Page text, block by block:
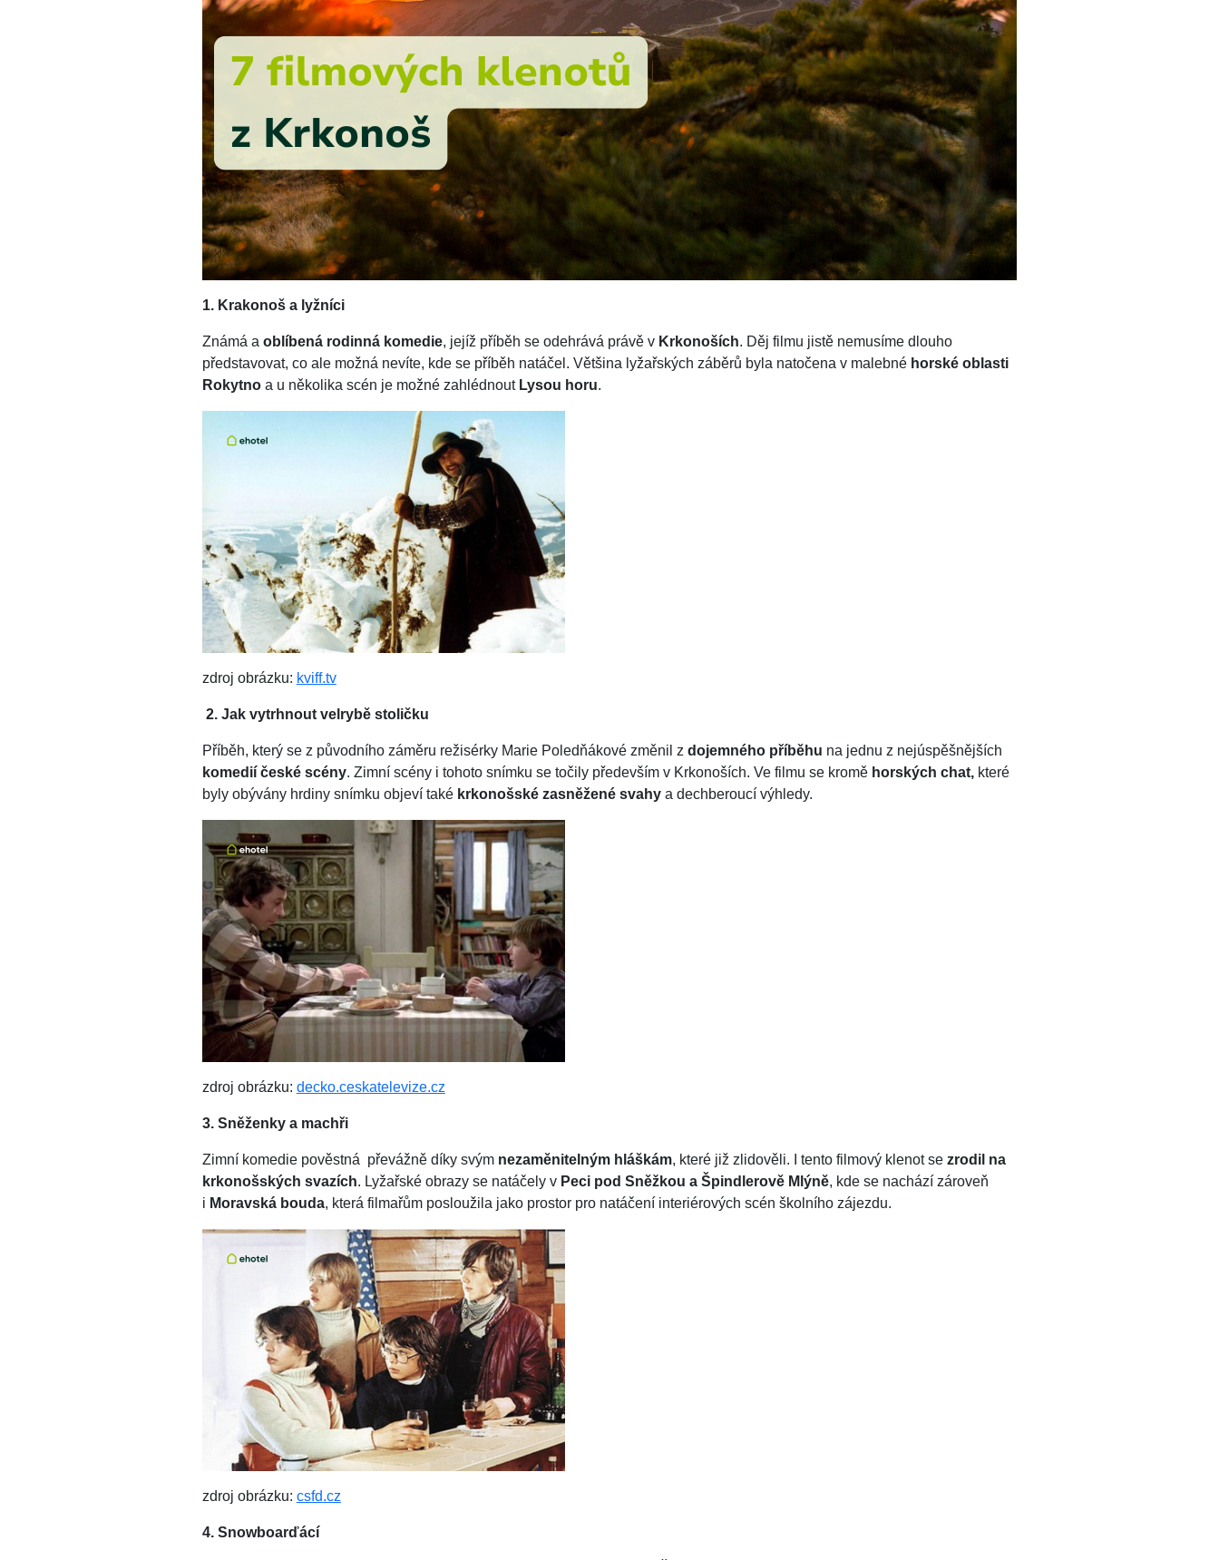
1. Krakonoš a lyžníci
Známá a oblíbená rodinná komedie, jejíž příběh se odehrává právě v Krkonoších. Děj filmu jistě nemusíme dlouho
představovat, co ale možná nevíte, kde se příběh natáčel. Většina lyžařských záběrů byla natočena v malebnéhorské oblasti
Rokytnoa u několika scén je možné zahlédnout Lysou horu.
zdroj obrázku: kviff.tv
2. Jak vytrhnout velrybě stoličku
Příběh, který se z původního záměru režisérky Marie Poledňákové změnil z dojemného příběhu na jednu z nejúspěšnějších
komedií české scény. Zimní scény i tohoto snímku se točily především v Krkonoších. Ve filmu se kromě horských chat,které
byly obývány hrdiny snímku objeví také krkonošské zasněžené svahya dechberoucí výhledy.
zdroj obrázku: decko.ceskatelevize.cz
3. Sněženky a machři
Zimní komedie pověstná převážně díky svým nezaměnitelným hláškám, které již zlidověli. I tento filmový klenot se zrodil na
krkonošských svazích. Lyžařské obrazy se natáčely v Peci pod Sněžkou a Špindlerově Mlýně, kde se nachází zároveň
i Moravská bouda, která filmařům posloužila jako prostor pro natáčení interiérových scén školního zájezdu.
zdroj obrázku: csfd.cz
4. Snowboarďácí